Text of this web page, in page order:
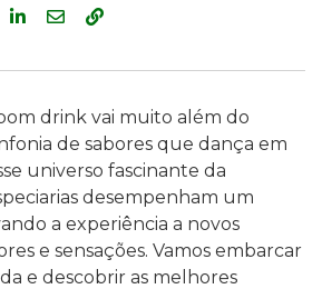
drink vai muito além do
de sabores que dança em
universo fascinante da
desempenham um
a experiência a novos
e sensações. Vamos embarcar
e descobrir as melhores